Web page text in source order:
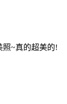
照~真的超美的!